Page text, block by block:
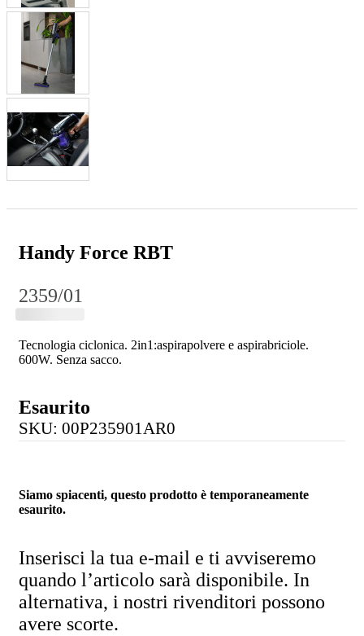
Handy Force RBT
2359/01
Tecnologia ciclonica. 2in1:aspirapolvere e aspirabriciole.
600W. Senza sacco.
Esaurito
SKU: 00P235901AR0
Siamo spiacenti, questo prodotto è temporaneamente
esaurito.
Inserisci la tua e-mail e ti avviseremo
quando l’articolo sarà disponibile. In
alternativa, i nostri rivenditori possono
avere scorte.